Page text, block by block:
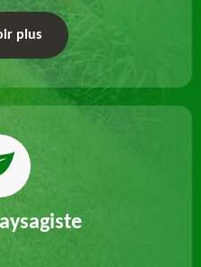
tenant compte
et des végétaux.
plus